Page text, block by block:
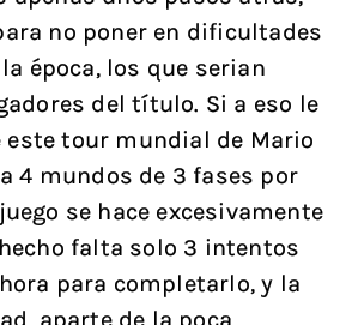
no poner en dificultades
época, los que serian
del título. Si a eso le
este tour mundial de Mario
4 mundos de 3 fases por
se hace excesivamente
falta solo 3 intentos
para completarlo, y la
aparte de la poca